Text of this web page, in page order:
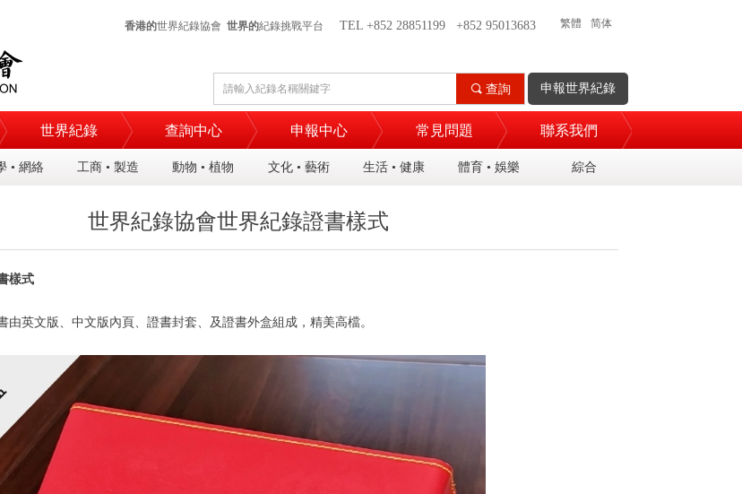
• 網絡 工商 • 製造 動物 • 植物 文化 • 藝術 生活 • 健康 體育 • 娛樂 綜合
끠 查詢
世界紀錄 查詢中心 申報中心 常見問題 聯系我們
香港的世界紀錄協會 世界的紀錄挑戰平台 TEL +852 28851199 +852 95013683
申報世界紀錄
繁體 简体
世界紀錄協會世界紀錄證書樣式
樣式
由英文版、中文版內頁、證書封套、及證書外盒組成，精美高檔。